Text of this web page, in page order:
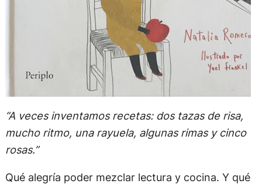
“A veces inventamos recetas: dos tazas de risa,
mucho ritmo, una rayuela, algunas rimas y cinco
rosas.”
Qué alegría poder mezclar lectura y cocina. Y qué